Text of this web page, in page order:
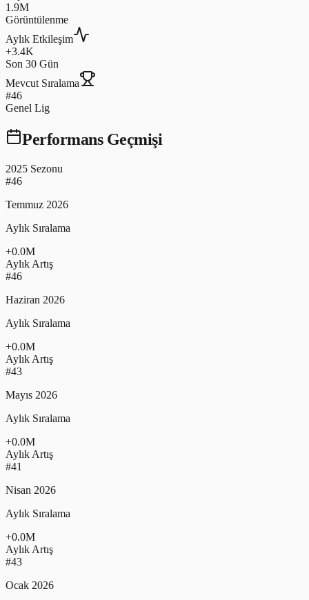
1.9M
Görüntülenme
Aylık Etkileşim
+3.4K
Son 30 Gün
Mevcut Sıralama
#46
Genel Lig
Performans Geçmişi
2025 Sezonu
#46
Temmuz 2026
Aylık Sıralama
+0.0M
Aylık Artış
#46
Haziran 2026
Aylık Sıralama
+0.0M
Aylık Artış
#43
Mayıs 2026
Aylık Sıralama
+0.0M
Aylık Artış
#41
Nisan 2026
Aylık Sıralama
+0.0M
Aylık Artış
#43
Ocak 2026